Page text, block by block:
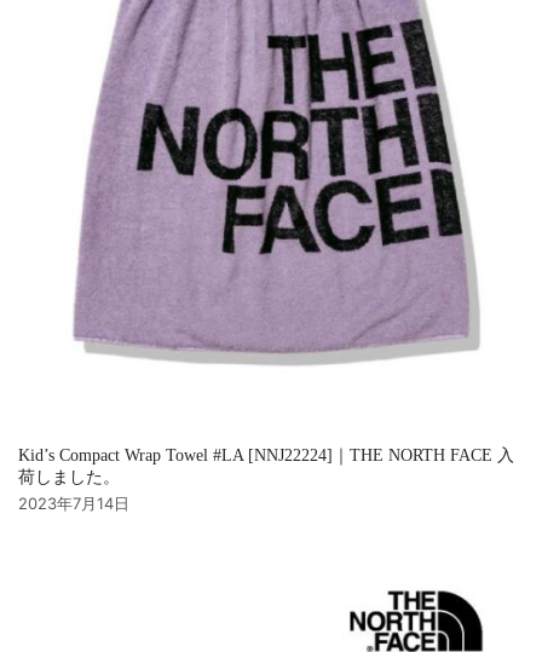
Kid’s Compact Wrap Towel #LA [NNJ22224]｜THE NORTH FACE 入
荷しました。
2023年7月14日